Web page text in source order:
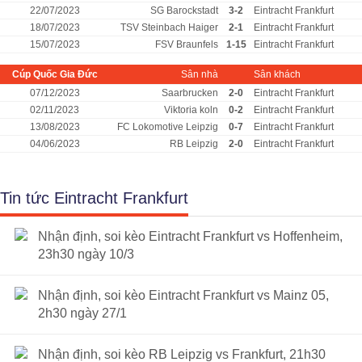
22/07/2023
SG Barockstadt 3-2
Eintracht Frankfurt
18/07/2023
TSV Steinbach Haiger 2-1
Eintracht Frankfurt
15/07/2023
FSV Braunfels 1-15 Eintracht Frankfurt
Cúp Quốc Gia Đức Sân nhà
Sân khách
07/12/2023
Saarbrucken 2-0
Eintracht Frankfurt
02/11/2023
Viktoria koln 0-2
Eintracht Frankfurt
13/08/2023
FC Lokomotive Leipzig 0-7
Eintracht Frankfurt
04/06/2023
RB Leipzig 2-0 Eintracht Frankfurt
Tin tức Eintracht Frankfurt
Nhận định, soi kèo Eintracht Frankfurt vs Hoffenheim,
23h30 ngày 10/3
Nhận định, soi kèo Eintracht Frankfurt vs Mainz 05,
2h30 ngày 27/1
Nhận định, soi kèo RB Leipzig vs Frankfurt, 21h30